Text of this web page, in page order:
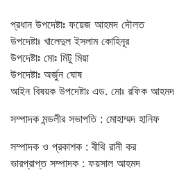
প্রধান উপদেষ্টাঃ ফয়েজ আহমদ দৌলত
উপদেষ্টাঃ খালেদুল ইসলাম কোহিনূর
উপদেষ্টাঃ মোঃ মিটু মিয়া
উপদেষ্টাঃ অর্জুন ঘোষ
আইন বিষয়ক উপদেষ্টাঃ এড. মোঃ রফিক আহমদ
সম্পাদক মন্ডলীর সভাপতি : মোহাম্মদ হানিফ
সম্পাদক ও প্রকাশক : বীথি রানী কর
ভারপ্রাপ্ত সম্পাদক : ফয়সাল আহমদ